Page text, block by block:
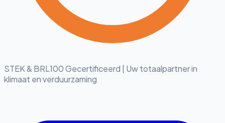
STEK & BRL100 Gecertificeerd
Uw totaalpartner in
klimaat en verduurzaming